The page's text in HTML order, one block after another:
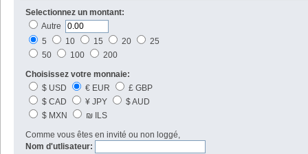
Selectionnez un montant:
Autre
5
10 15 20
25
50
100 200
Choisissez votre monnaie:
$ USD
€ EUR
£ GBP
$ CAD
¥ JPY
$ AUD
$ MXN
₪ ILS
Comme vous êtes en invité ou non loggé,
Nom d'utlisateur: